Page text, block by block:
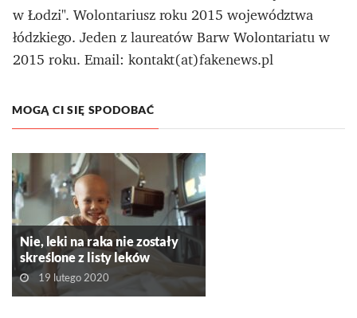
w Łodzi". Wolontariusz roku 2015 województwa
łódzkiego. Jeden z laureatów Barw Wolontariatu w
2015 roku. Email: kontakt(at)fakenews.pl
MOGĄ CI SIĘ SPODOBAĆ
Nie, leki na raka nie zostały
skreślone z listy leków
refundowanych
19 lutego 2020